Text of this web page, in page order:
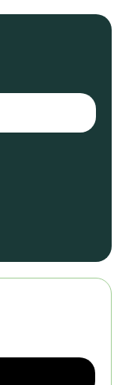
、洗髮精、吹風
應環保政策，一次
需要請事先告知。